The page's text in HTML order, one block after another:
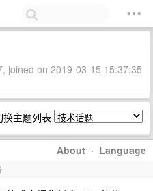
joined on 2019-03-15 15:37:35
换主题列表
About · Language